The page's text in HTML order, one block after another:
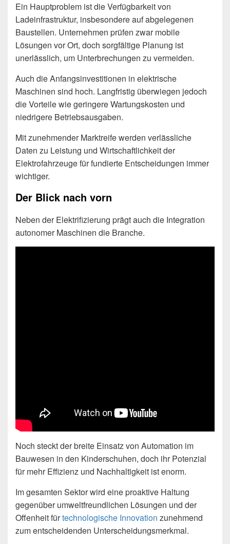
Ein Hauptproblem ist die Verfügbarkeit von
Ladeinfrastruktur, insbesondere auf abgelegenen
Baustellen. Unternehmen prüfen zwar mobile
Lösungen vor Ort, doch sorgfältige Planung ist
unerlässlich, um Unterbrechungen zu vermeiden.
Auch die Anfangsinvestitionen in elektrische
Maschinen sind hoch. Langfristig überwiegen jedoch
die Vorteile wie geringere Wartungskosten und
niedrigere Betriebsausgaben.
Mit zunehmender Marktreife werden verlässliche
Daten zu Leistung und Wirtschaftlichkeit der
Elektrofahrzeuge für fundierte Entscheidungen immer
wichtiger.
Der Blick nach vorn
Neben der Elektrifizierung prägt auch die Integration
autonomer Maschinen die Branche.
Noch steckt der breite Einsatz von Automation im
Bauwesen in den Kinderschuhen, doch ihr Potenzial
für mehr Effizienz und Nachhaltigkeit ist enorm.
Im gesamten Sektor wird eine proaktive Haltung
gegenüber umweltfreundlichen Lösungen und der
Offenheit fürtechnologische Innovation zunehmend
zum entscheidenden Unterscheidungsmerkmal.